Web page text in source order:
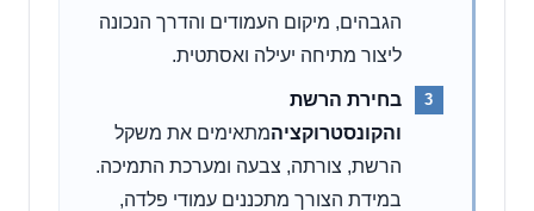
הגבהים, מיקום העמודים והדרך הנכונה
ליצור מתיחה יעילה ואסתטית.
בחירת הרשת
והקונסטרוקציהמתאימים את משקל
הרשת, צורתה, צבעה ומערכת התמיכה.
במידת הצורך מתכננים עמודי פלדה,